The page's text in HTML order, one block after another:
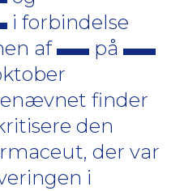
i forbindelse
af
på
finder
den
der var
i